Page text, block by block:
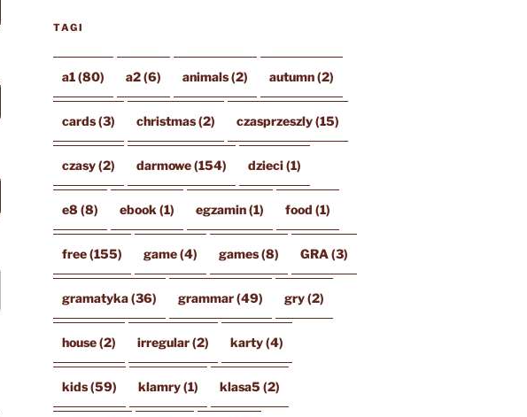
TAGI
a1(80) a2(6) animals(2) autumn(2)
cards(3) christmas(2) czasprzeszly(15)
czasy(2) darmowe(154) dzieci(1)
e8(8) ebook(1) egzamin(1) food (1)
free(155) game(4) games(8) GRA(3)
gramatyka(36) grammar(49) gry(2)
house(2) irregular(2) karty(4)
kids(59) klamry(1) klasa5 (2)